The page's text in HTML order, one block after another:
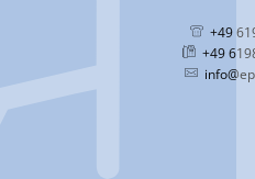
+49
+49